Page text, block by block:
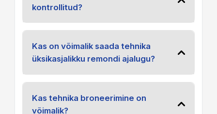
kontrollitud?
Kas on võimalik saada tehnika
üksikasjalikku remondi ajalugu?
Kas tehnika broneerimine on
võimalik?